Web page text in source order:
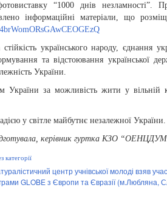
“1000 днів незламності”.
інформаційні матеріали, що
українського народу, єднання
та відстоювання української
України.
за можливість жити у вільній
у світле майбутнє незалежної України.
керівник гуртка КЗО
категорії
центр учнівської молоді взяв
GLOBE з Європи та Євразії (м.Любляна,